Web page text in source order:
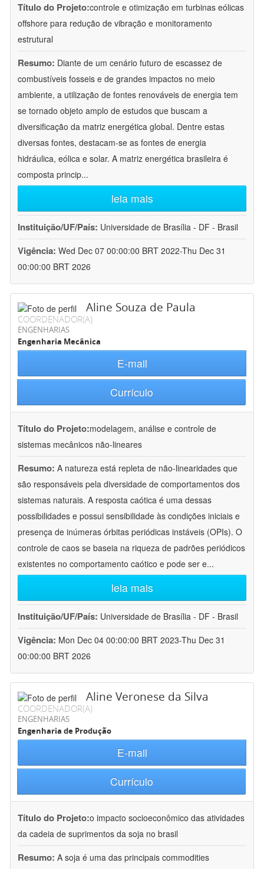
Título do Projeto:controle e otimização em turbinas eólicas
offshore para redução de vibração e monitoramento
estrutural
Resumo: Diante de um cenário futuro de escassez de
combustíveis fosseis e de grandes impactos no meio
ambiente, a utilização de fontes renováveis de energia tem
se tornado objeto amplo de estudos que buscam a
diversificação da matriz energética global. Dentre estas
diversas fontes, destacam-se as fontes de energia
hidráulica, eólica e solar. A matriz energética brasileira é
composta princip...
leia mais
Instituição/UF/País: Universidade de Brasília - DF - Brasil
Vigência: Wed Dec 07 00:00:00 BRT 2022-Thu Dec 31
00:00:00 BRT 2026
Aline Souza de Paula
COORDENADOR(A)
ENGENHARIAS
Engenharia Mecânica
E-mail
Currículo
Título do Projeto:modelagem, análise e controle de
sistemas mecânicos não-lineares
Resumo: A natureza está repleta de não-linearidades que
são responsáveis pela diversidade de comportamentos dos
sistemas naturais. A resposta caótica é uma dessas
possibilidades e possui sensibilidade às condições iniciais e
presença de inúmeras órbitas periódicas instáveis (OPIs). O
controle de caos se baseia na riqueza de padrões periódicos
existentes no comportamento caótico e pode ser e...
leia mais
Instituição/UF/País: Universidade de Brasília - DF - Brasil
Vigência: Mon Dec 04 00:00:00 BRT 2023-Thu Dec 31
00:00:00 BRT 2026
Aline Veronese da Silva
COORDENADOR(A)
ENGENHARIAS
Engenharia de Produção
E-mail
Currículo
Título do Projeto:o impacto socioeconômico das atividades
da cadeia de suprimentos da soja no brasil
Resumo: A soja é uma das principais commodities